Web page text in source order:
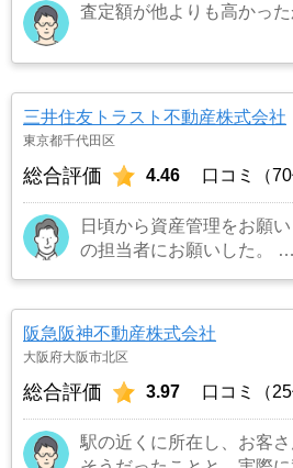
査定額が他よりも高かった
三井住友トラスト不動産株式会社
東京都千代田区
総合評価 4.46 口コミ（70
日頃から資産管理をお願
の担当者にお願いした。
…
阪急阪神不動産株式会社
大阪府大阪市北区
総合評価 3.97 口コミ（25
駅の近くに所在し、お客